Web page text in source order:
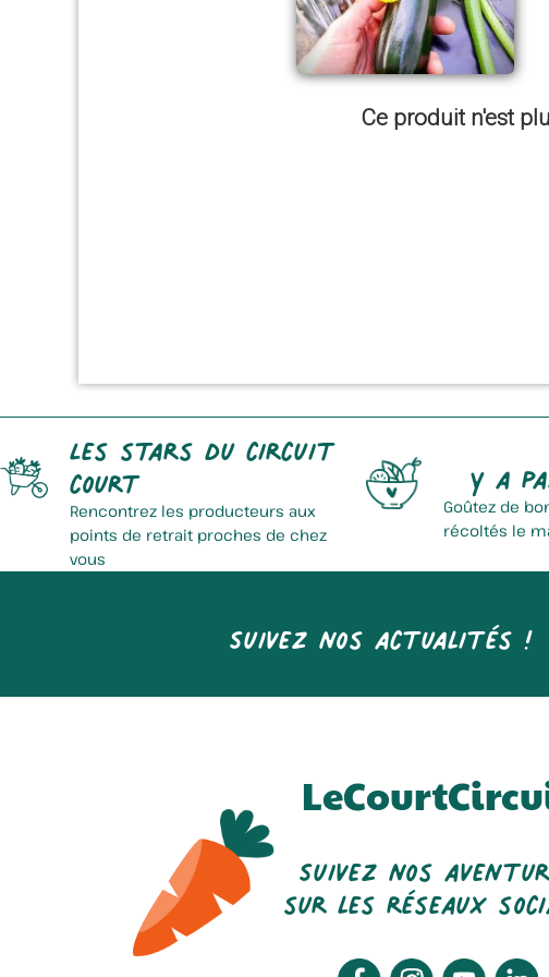
Ce produit n'est
Les stars du circuit
court
Rencontrez les producteurs aux
points de retrait proches de chez
vous
Y a
Goûtez de
récoltés le
Suivez nos actualités !
Suivez nos
sur les réseaux